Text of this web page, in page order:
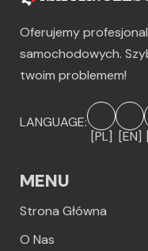
Oferujemy
samochodowych.
twoim problemem!
LANGUAGE:
[PL] [EN]
MENU
Strona Główna
O Nas